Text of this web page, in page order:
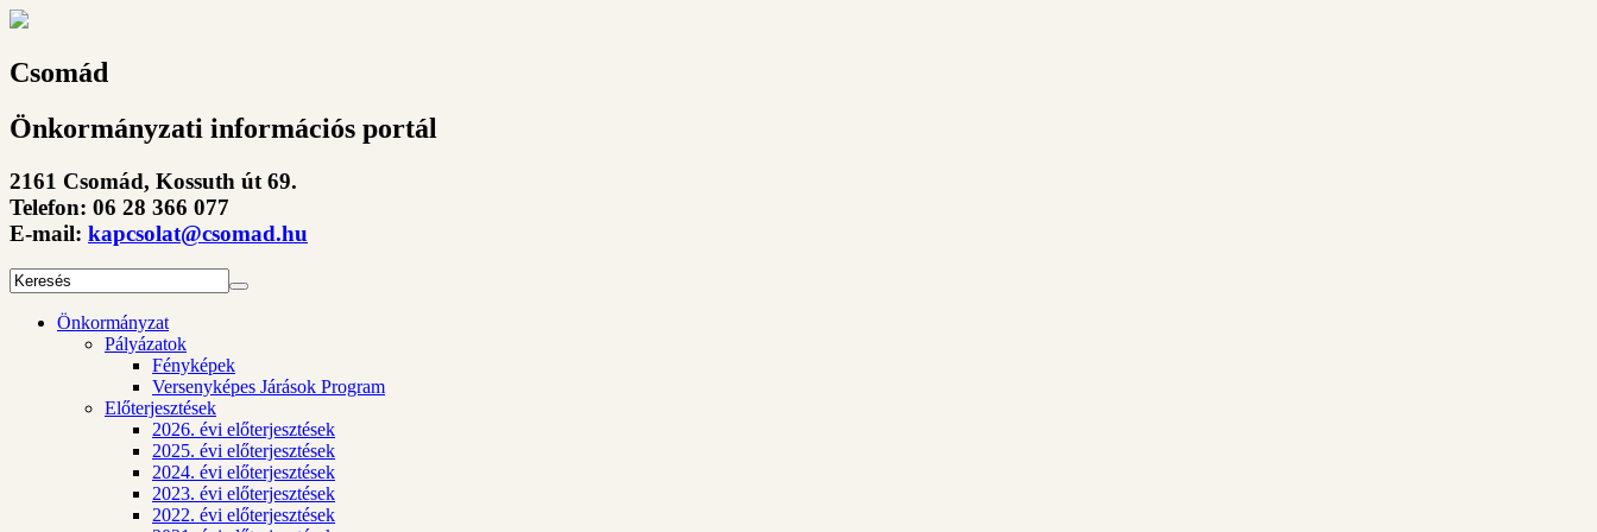
Csomád
Önkormányzati információs portál
2161 Csomád, Kossuth út 69.
Telefon: 06 28 366 077
E-mail: kapcsolat@csomad.hu
Önkormányzat
Pályázatok
Fényképek
Versenyképes Járások Program
Előterjesztések
2026. évi előterjesztések
2025. évi előterjesztések
2024. évi előterjesztések
2023. évi előterjesztések
2022. évi előterjesztések